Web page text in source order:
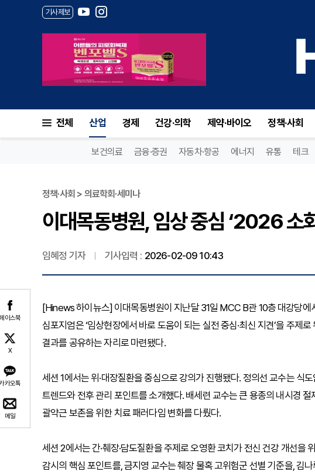
기사제보
전체 산업 경제 건강·의학 제약·바이오 정책·사회
보건의료 금융·증권 자동차·항공 에너지 유통 테크
이스북
X
카오톡
메일
정책·사회 > 의료학회·세미나
이대목동병원, 임상 중심 ‘2026 소
임혜정 기자 기사입력 : 2026-02-09 10:43
[Hinews 하이뉴스] 이대목동병원이 지난달 31일 MCC B관 10층 대강당에
심포지엄은 ‘임상현장에서 바로 도움이 되는 실전 중심·최신 지견’을 주제
결과를 공유하는 자리로 마련됐다.
세션 1에서는 위·대장질환을 중심으로 강의가 진행됐다. 정의선 교수는 식
트렌드와 전후 관리 포인트를 소개했다. 배세련 교수는 큰 용종의 내시경
괄약근 보존을 위한 치료 패러다임 변화를 다뤘다.
세션 2에서는 간·췌장·담도질환을 주제로 오영환 코치가 전신 건강 개선을
감시의 핵심 포인트를, 금지영 교수는 췌장 물혹 고위험군 선별 기준을, 김